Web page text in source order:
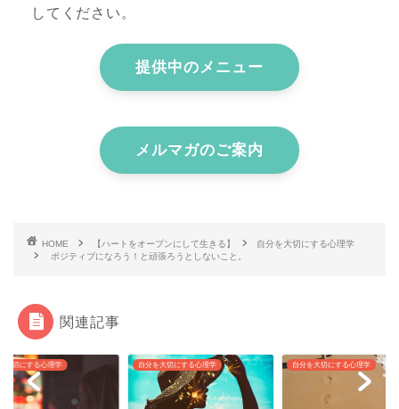
してください。
提供中のメニュー
メルマガのご案内
HOME 【ハートをオープンにして生きる】
自分を大切にする心理学
ポジティブになろう！と頑張ろうとしないこと。
関連記事
大切にする心理学 自分を大切にする心理学 自分を大切にする心理学